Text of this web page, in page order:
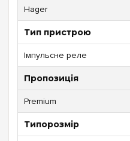
Hager
Тип пристрою
Імпульсне реле
Пропозиція
Premium
Типорозмір